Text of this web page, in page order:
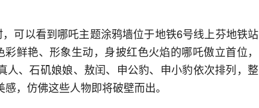
可以看到哪吒主题涂鸦墙位于地铁6号线上芬地铁站
鲜艳、形象生动，身披红色火焰的哪吒傲立首位，
人、石矶娘娘、敖闰、申公豹、申小豹依次排列，整
，仿佛这些人物即将破壁而出。